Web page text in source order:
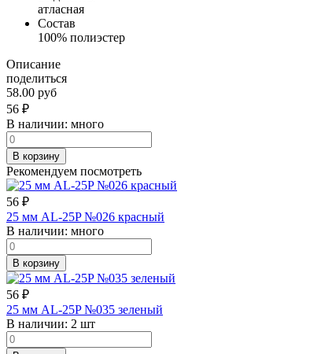
атласная
Состав
100% полиэстер
Описание
поделиться
58.00 руб
56 ₽
В наличии: много
В корзину
Рекомендуем посмотреть
56 ₽
25 мм AL-25P №026 красный
В наличии: много
В корзину
56 ₽
25 мм AL-25P №035 зеленый
В наличии: 2 шт